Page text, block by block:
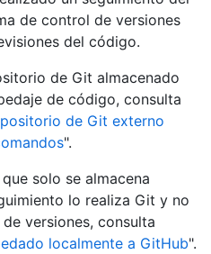
de control de versiones
del código.
de Git almacenado
de código, consulta
de Git externo
".
solo se almacena
lo realiza Git y no
versiones, consulta
localmente a GitHub".